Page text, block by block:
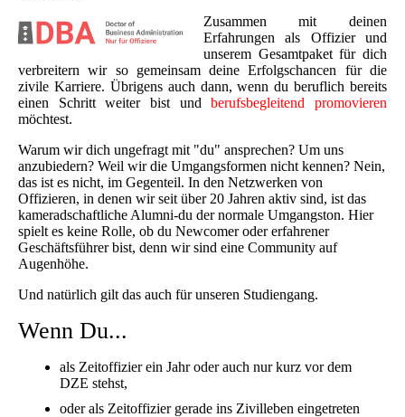
Zusammen mit deinen
Erfahrungen als Offizier und
unserem Gesamtpaket für dich
verbreitern wir so gemeinsam deine Erfolgschancen für die
zivile Karriere. Übrigens auch dann, wenn du beruflich bereits
einen Schritt weiter bist undberufsbegleitend promovieren
möchtest.
Warum wir dich ungefragt mit "du" ansprechen? Um uns
anzubiedern? Weil wir die Umgangsformen nicht kennen? Nein,
das ist es nicht, im Gegenteil. In den Netzwerken von
Offizieren, in denen wir seit über 20 Jahren aktiv sind, ist das
kameradschaftliche Alumni-du der normale Umgangston. Hier
spielt es keine Rolle, ob du Newcomer oder erfahrener
Geschäftsführer bist, denn wir sind eine Community auf
Augenhöhe.
Und natürlich gilt das auch für unseren Studiengang.
Wenn Du...
als Zeitoffizier ein Jahr oder auch nur kurz vor dem
DZE stehst,
oder als Zeitoffizier gerade ins Zivilleben eingetreten